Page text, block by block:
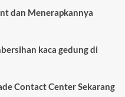
dan Menerapkannya
kaca gedung di
Contact Center Sekarang